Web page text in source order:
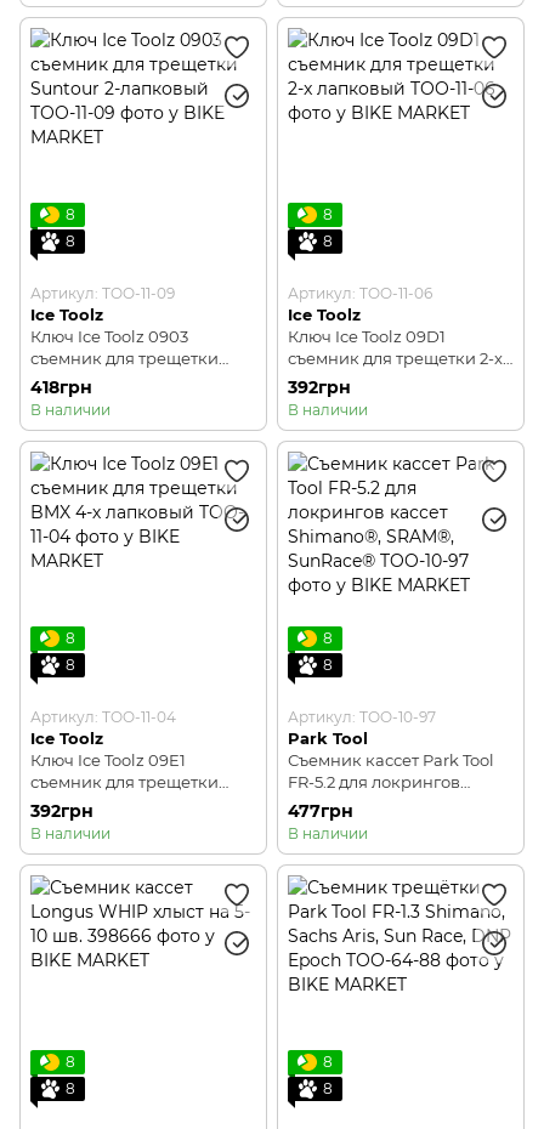
8
8
Артикул: TOO-11-09
Ice Toolz
Ключ Ice Toolz 0903
съемник для трещетки
Suntour 2-лапковый
418грн
В наличии
8
8
Артикул: TOO-11-06
Ice Toolz
Ключ Ice Toolz 09D1
съемник для трещетки 2-x
лапковый
392грн
В наличии
8
8
Артикул: TOO-11-04
Ice Toolz
Ключ Ice Toolz 09E1
съемник для трещетки
BMX 4-х лапковый
392грн
В наличии
8
8
Артикул: TOO-10-97
Park Tool
Съемник кассет Park Tool
FR-5.2 для локрингов
кассет Shimano®, SRAM®,
SunRace®
477грн
В наличии
8
8
8
8